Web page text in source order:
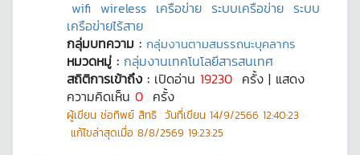
wifi wireless เครือข่าย ระบบเครือข่าย ระบบ
เครือข่ายไร้สาย
กลุ่มบทความ : กลุ่มงานตามสมรรถนะบุคลากร
หมวดหมู่ : กลุ่มงานเทคโนโลยีสารสนเทศ
สถิติการเข้าถึง : เปิดอ่าน 19230 ครั้ง | แสดง
ความคิดเห็น 0 ครั้ง
ผู้เขียน ช่อทิพย์ สิทธิ วันที่เขียน 14/9/2566 12:40:23
แก้ไขล่าสุดเมื่อ 8/8/2569 19:23:25